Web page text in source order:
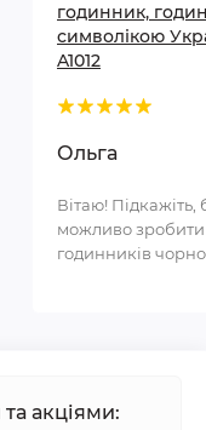
годинник,
символікою
A1012
Ольга
Вітаю! Підкажіть,
можливо
годинників
акціями: